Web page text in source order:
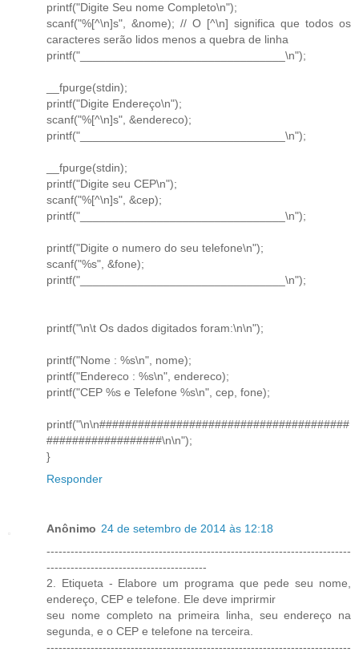
printf("Digite Seu nome Completo\n");
scanf("%[^\n]s", &nome); // O [^\n] significa que todos os
caracteres serão lidos menos a quebra de linha
printf("________________________________\n");
__fpurge(stdin);
printf("Digite Endereço\n");
scanf("%[^\n]s", &endereco);
printf("________________________________\n");
__fpurge(stdin);
printf("Digite seu CEP\n");
scanf("%[^\n]s", &cep);
printf("________________________________\n");
printf("Digite o numero do seu telefone\n");
scanf("%s", &fone);
printf("________________________________\n");
printf("\n\t Os dados digitados foram:\n\n");
printf("Nome : %s\n", nome);
printf("Endereco : %s\n", endereco);
printf("CEP %s e Telefone %s\n", cep, fone);
printf("\n\n#######################################
##################\n\n");
}
Responder
Anônimo 24 de setembro de 2014 às 12:18
----------------------------------------------------------------------------
----------------------------------------
2. Etiqueta - Elabore um programa que pede seu nome,
endereço, CEP e telefone. Ele deve imprirmir
seu nome completo na primeira linha, seu endereço na
segunda, e o CEP e telefone na terceira.
----------------------------------------------------------------------------